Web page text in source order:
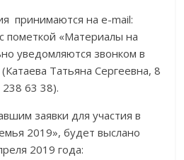
принимаются на е-mail:
пометкой «Материалы на
уведомляются звонком в
Татьяна Сергеевна, 8
63 38).
заявки для участия в
2019», будет выслано
2019 года: